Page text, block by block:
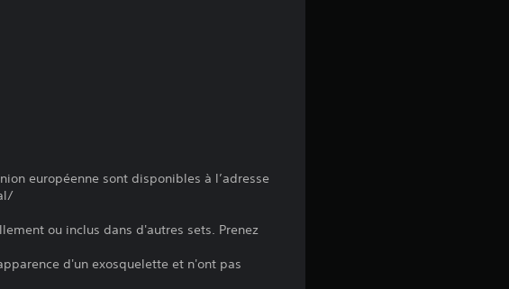
européenne sont disponibles à l’adresse
ou inclus dans d'autres sets. Prenez
d'un exosquelette et n'ont pas